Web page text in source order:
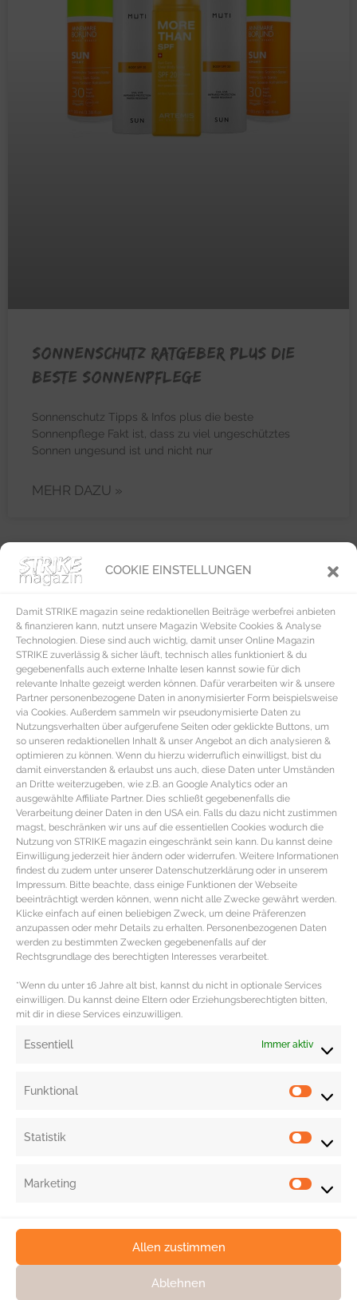
COOKIE EINSTELLUNGEN
Damit STRIKE magazin seine redaktionellen Beiträge werbefrei anbieten
& finanzieren kann, nutzt unsere Magazin Website Cookies & Analyse
Technologien. Diese sind auch wichtig, damit unser Online Magazin
STRIKE zuverlässig & sicher läuft, technisch alles funktioniert & du
gegebenenfalls auch externe Inhalte lesen kannst sowie für dich
relevante Inhalte gezeigt werden können. Dafür verarbeiten wir & unsere
Partner personenbezogene Daten in anonymisierter Form beispielsweise
via Cookies. Außerdem sammeln wir pseudonymisierte Daten zu
Nutzungsverhalten über aufgerufene Seiten oder geklickte Buttons, um
so unseren redaktionellen Inhalt & unser Angebot an dich analysieren &
optimieren zu können. Wenn du hierzu widerruflich einwilligst, bist du
damit einverstanden & erlaubst uns auch, diese Daten unter Umständen
an Dritte weiterzugeben, wie z.B. an Google Analytics oder an
ausgewählte Affiliate Partner. Dies schließt gegebenenfalls die
Verarbeitung deiner Daten in den USA ein. Falls du dazu nicht zustimmen
magst, beschränken wir uns auf die essentiellen Cookies wodurch die
Nutzung von STRIKE magazin eingeschränkt sein kann. Du kannst deine
Einwilligung jederzeit hier ändern oder widerrufen. Weitere Informationen
findest du zudem unter unserer Datenschutzerklärung oder in unserem
Impressum. Bitte beachte, dass einige Funktionen der Webseite
beeinträchtigt werden können, wenn nicht alle Zwecke gewährt werden.
Klicke einfach auf einen beliebigen Zweck, um deine Präferenzen
anzupassen oder mehr Details zu erhalten. Personenbezogenen Daten
werden zu bestimmten Zwecken gegebenenfalls auf der
Rechtsgrundlage des berechtigten Interesses verarbeitet.
*Wenn du unter 16 Jahre alt bist, kannst du nicht in optionale Services
einwilligen. Du kannst deine Eltern oder Erziehungsberechtigten bitten,
mit dir in diese Services einzuwilligen.
Essentiell Immer aktiv
Funktional
Statistik
Marketing
Allen zustimmen
Ablehnen
Sonnenschutz Ratgeber plus die
beste Sonnenpflege
Sonnenschutz Tipps & Infos plus die beste
Sonnenpflege Fakt ist, dass zu viel ungeschütztes
Sonnen ungesund ist und nicht nur
MEHR DAZU »
BEAUTY & PFLEGE
PFLEGETIPPS – Pflegeprodukte für
Pflegetipps, Empfehlungen & Sonnenschutz für die
auch ist, Sonne, Hitze und Salzwasser
MEHR DAZU »